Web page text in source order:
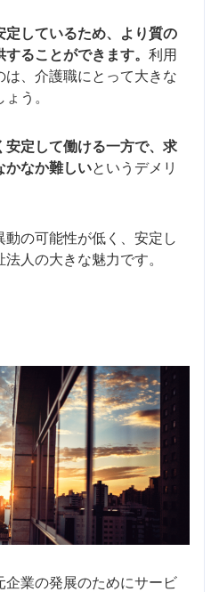
しているため、より質の
ることができます。 利用
、介護職にとって大きな
う。
安定して働ける一方で、求
かなか難しいというデメリ
の可能性が低く、安定し
人の大きな魅力です。
業の発展のためにサービ